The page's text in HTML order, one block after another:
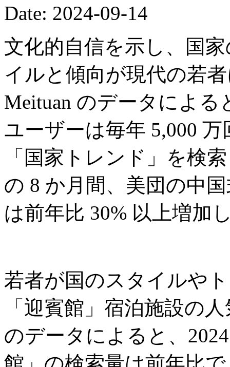
Date: 2024-09-14
文化的自信を示し、国
イルと傾向が現代の若
Meituan のデータによ
ユーザーは毎年 5,000
「国家トレンド」を検
の 8 か月間、美団の中
は前年比 30% 以上増加
若者が国のスタイルや
「迎賓館」宿泊施設の
のデータによると、